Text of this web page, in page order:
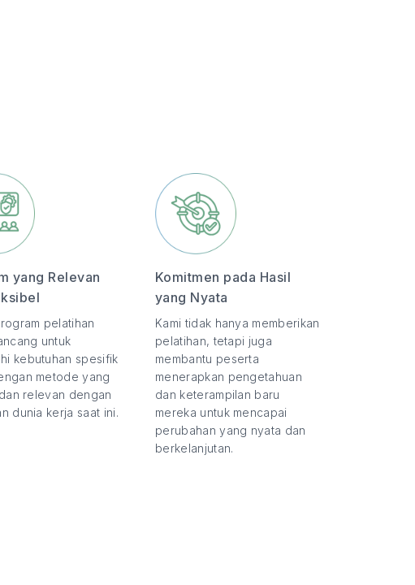
yang Relevan
pelatihan
untuk
kebutuhan spesifik
metode yang
relevan dengan
dunia kerja saat ini.
Komitmen pada Hasil
yang Nyata
Kami tidak hanya memberikan
pelatihan, tetapi juga
membantu peserta
menerapkan pengetahuan
dan keterampilan baru
mereka untuk mencapai
perubahan yang nyata dan
berkelanjutan.